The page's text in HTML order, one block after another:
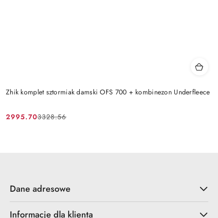
Zhik komplet sztormiak damski OFS 700 + kombinezon Underfleece
Cena
2995.70
Cena
3328.56
Dane adresowe
Informacje dla klienta